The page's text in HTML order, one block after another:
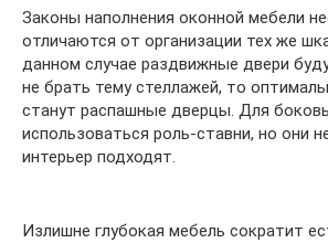
Законы наполнения оконной мебели
отличаются от организации тех же
данном случае раздвижные двери
не брать тему стеллажей, то
станут распашные дверцы. Для
использоваться роль-ставни, но они
интерьер подходят.
Излишне глубокая мебель сократит